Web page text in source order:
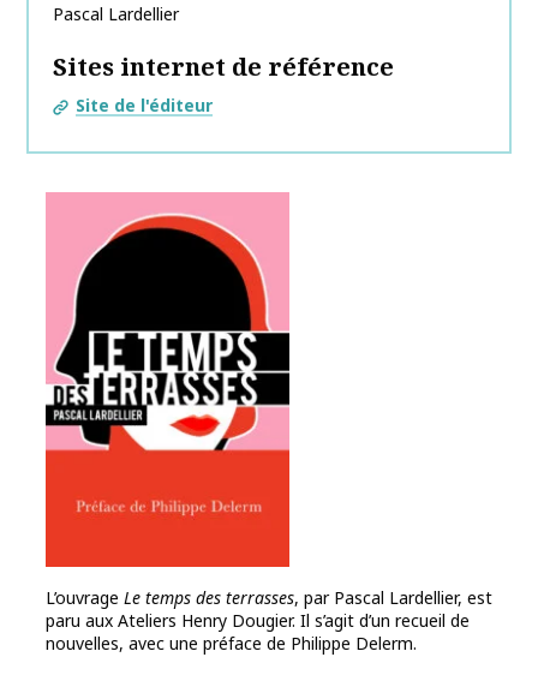
Pascal Lardellier
Sites internet de référence
Site de l'éditeur
L’ouvrage Le temps des terrasses, par Pascal Lardellier, est
paru aux Ateliers Henry Dougier. Il s’agit d’un recueil de
nouvelles, avec une préface de Philippe Delerm.